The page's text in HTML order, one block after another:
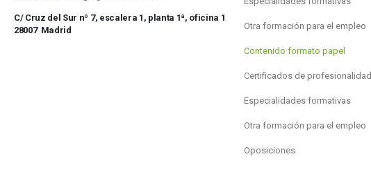
C/ Cruz del Sur nº 7, escalera 1, planta 1ª, oficina 1
28007 Madrid
Otra formación para el empleo
Contenido formato papel
Certificados de profesionalidad
Especialidades formativas
Otra formación para el empleo
Oposiciones